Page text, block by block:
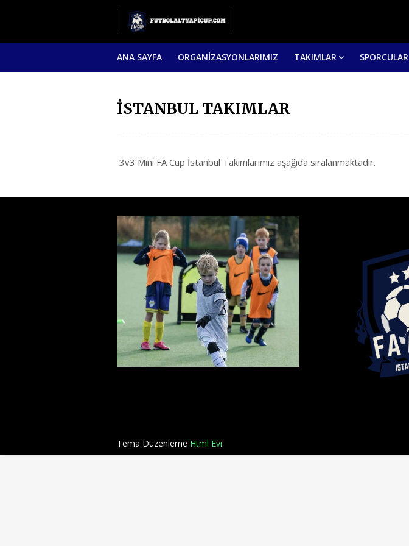
ANA SAYFA ORGANİZASYONLARIMIZ TAKIMLAR SPORCULAR
İSTANBUL TAKIMLAR
3v3 Mini FA Cup İstanbul Takımlarımız aşağıda sıralanmaktadır.
Tema Düzenleme Html Evi